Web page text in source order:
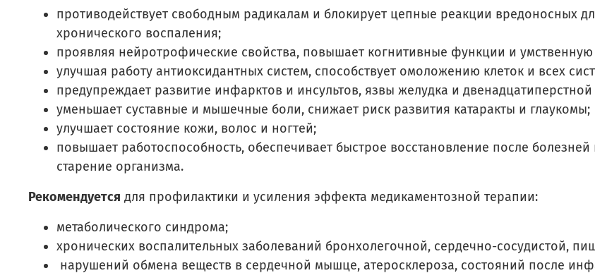
противодействует свободным радикалам и блокирует цепные реакции вредоносных
хронического воспаления;
проявляя нейротрофические свойства, повышает когнитивные функции и умственную
улучшая работу антиоксидантных систем, способствует омоложению клеток и всех
предупреждает развитие инфарктов и инсультов, язвы желудка и
уменьшает суставные и мышечные боли, снижает риск развития катаракты и глаукомы;
улучшает состояние кожи, волос и ногтей;
повышает работоспособность, обеспечивает быстрое восстановление после
старение организма.
Рекомендуется для профилактики и усиления эффекта медикаментозной терапии:
метаболического синдрома;
хронических воспалительных заболеваний бронхолегочной, сердечно-сосудистой,
нарушений обмена веществ в сердечной мышце, атеросклероза, состояний после